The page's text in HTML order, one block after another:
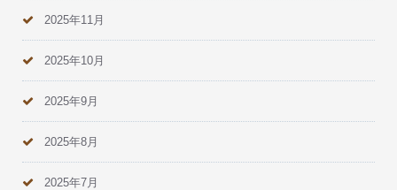
2025年11月
2025年10月
2025年9月
2025年8月
2025年7月